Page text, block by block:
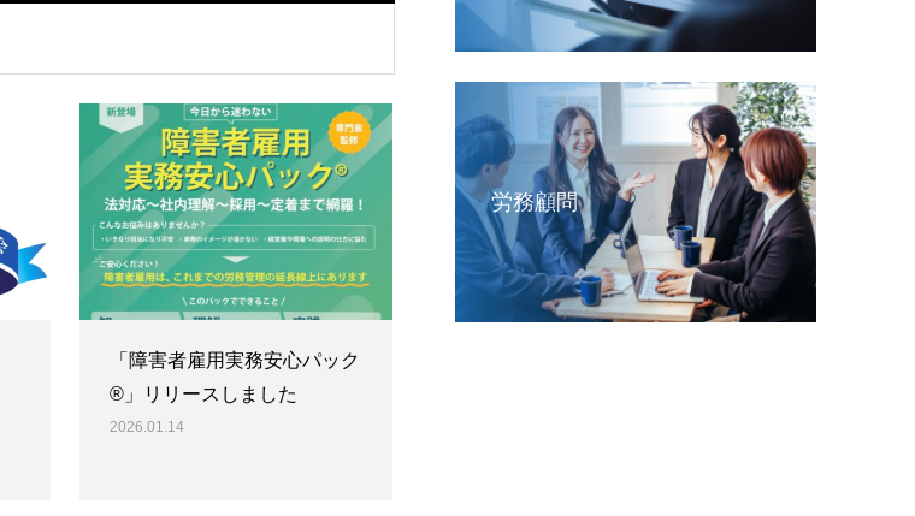
「障害者雇用実務安心パック
®」リリースしました
2026.01.14
労務顧問